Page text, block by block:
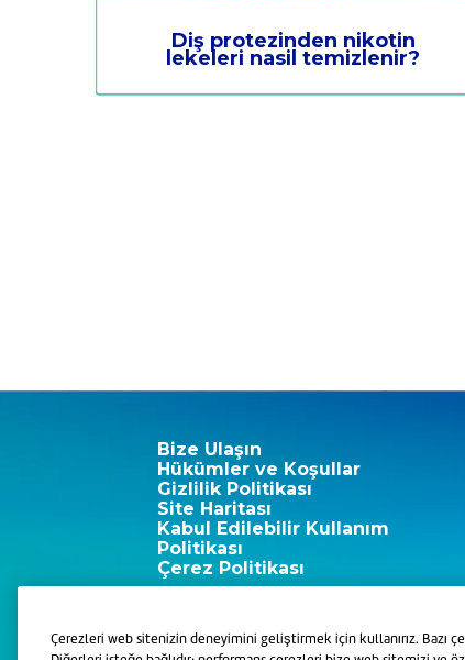
Diş protezinden nikotin
lekeleri nasil temizlenir?
Bize Ulaşın
Hükümler ve Koşullar
Gizlilik Politikası
Site Haritası
Kabul Edilebilir Kullanım
Politikası
Çerez Politikası
Çerezleri web sitenizin deneyimini geliştirmek için kullanırız. Bazı